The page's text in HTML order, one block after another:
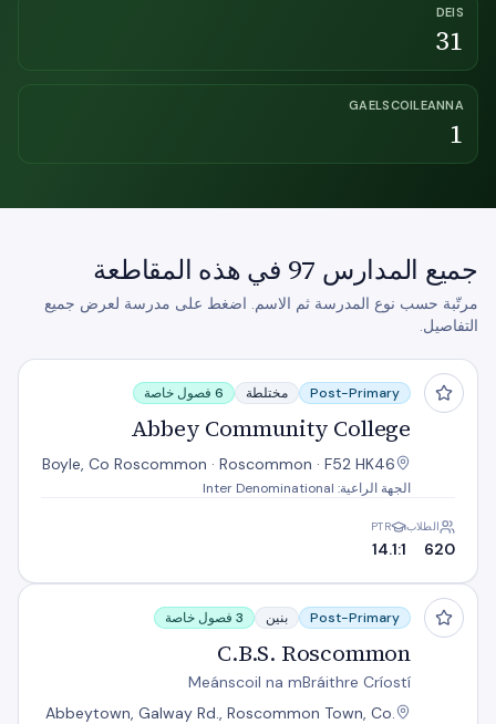
DEIS
31
GAELSCOILEANNA
1
جميع المدارس 97 في هذه المقاطعة
مرتّبة حسب نوع المدرسة ثم الاسم. اضغط على مدرسة لعرض جميع
التفاصيل.
Abbey Community College
Post-Primary مختلطة 6 فصول خاصة
Abbey Community College
Boyle, Co Roscommon · Roscommon · F52 HK46
الجهة الراعية: Inter Denominational
الطلاب
620
PTR
14.1:1
C.B.S. Roscommon
Post-Primary بنين 3 فصول خاصة
C.B.S. Roscommon
Meánscoil na mBráithre Críostí
Abbeytown, Galway Rd., Roscommon Town, Co.